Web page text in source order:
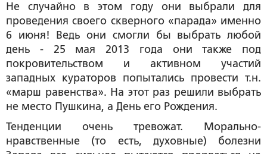
Не случайно в этом году они выбрали для
проведения своего скверного «парада» именно
6 июня! Ведь они смогли бы выбрать любой
день - 25 мая 2013 года они также под
покровительством и активном участий
западных кураторов попытались провести т.н.
«марш равенства». На этот раз решили выбрать
не место Пушкина, а День его Рождения.
Тенденции очень тревожат. Морально-
нравственные (то есть, духовные) болезни